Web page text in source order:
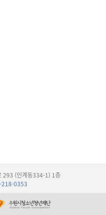
293 (인계동334-1) 1층
218-0353